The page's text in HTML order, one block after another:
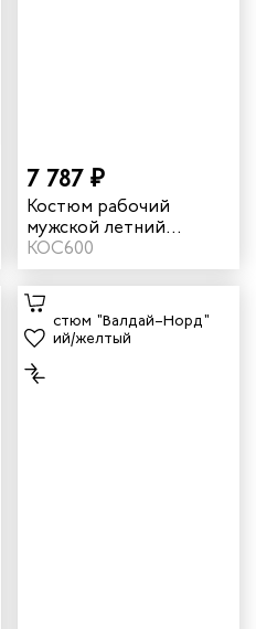
7 787 ₽
Костюм рабочий
мужской летний
"Памир" цвет серый/
черный/красный
КОС600